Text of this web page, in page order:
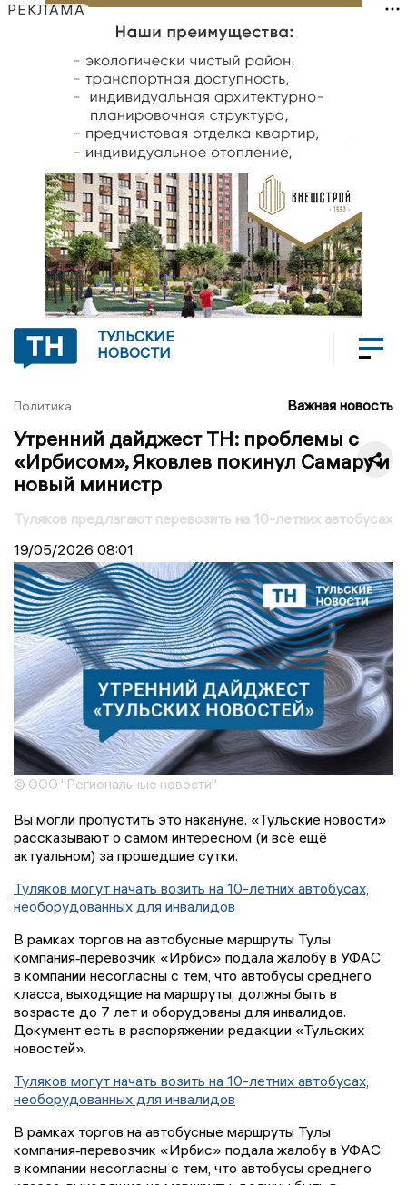
РЕКЛАМА
ТУЛЬСКИЕ
НОВОСТИ
Политика Важная новость
Утренний дайджест ТН: проблемы с
«Ирбисом», Яковлев покинул Самару и
новый министр
Туляков предлагают перевозить на 10-летних автобусах
19/05/2026 08:01
© ООО "Региональные новости"
Вы могли пропустить это накануне. «Тульские новости»
рассказывают о самом интересном (и всё ещё
актуальном) за прошедшие сутки.
Туляков могут начать возить на 10-летних автобусах,
необорудованных для инвалидов
В рамках торгов на автобусные маршруты Тулы
компания‑перевозчик «Ирбис» подала жалобу в УФАС:
в компании несогласны с тем, что автобусы среднего
класса, выходящие на маршруты, должны быть в
возрасте до 7 лет и оборудованы для инвалидов.
Документ есть в распоряжении редакции «Тульских
новостей».
Туляков могут начать возить на 10-летних автобусах,
необорудованных для инвалидов
В рамках торгов на автобусные маршруты Тулы
компания‑перевозчик «Ирбис» подала жалобу в УФАС:
в компании несогласны с тем, что автобусы среднего